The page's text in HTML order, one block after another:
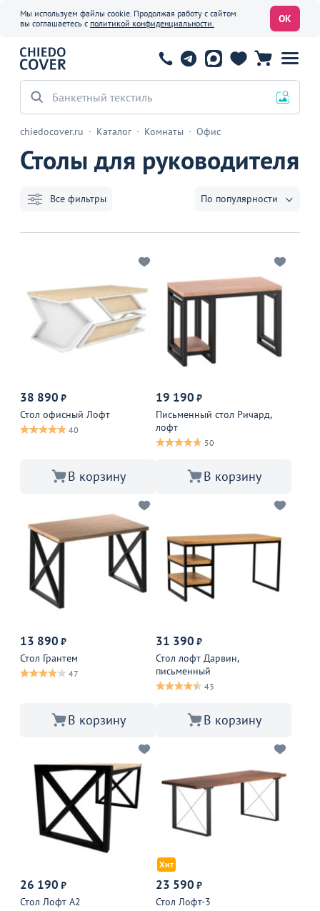
Мы используем файлы cookie. Продолжая работу с сайтом
вы соглашаетесь с политикой конфиденциальности. ОК
Банкетный текстиль
chiedocover.ru Каталог Комнаты Офис
Столы для руководителя
Все фильтры По популярности
38 890 ₽
Стол офисный Лофт
40
В корзину
19 190 ₽
Письменный стол Ричард,
лофт
50
В корзину
13 890 ₽
Стол Грантем
47
В корзину
31 390 ₽
Стол лофт Дарвин,
письменный
43
В корзину
26 190 ₽
Стол Лофт А2
Хит
23 590 ₽
Стол Лофт-3